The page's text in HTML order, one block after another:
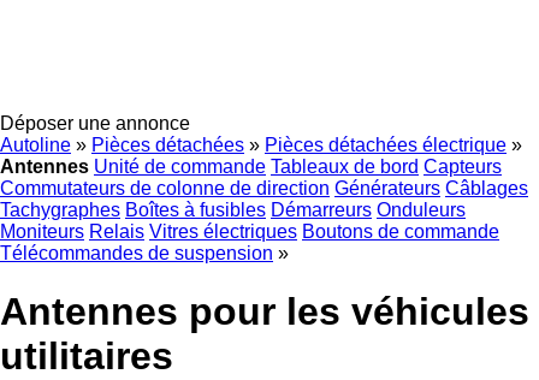
Déposer une annonce
Autoline » Pièces détachées » Pièces détachées électrique »
Antennes Unité de commande Tableaux de bord Capteurs
Commutateurs de colonne de direction Générateurs Câblages
Tachygraphes Boîtes à fusibles Démarreurs Onduleurs
Moniteurs Relais Vitres électriques Boutons de commande
Télécommandes de suspension »
Antennes pour les véhicules
utilitaires